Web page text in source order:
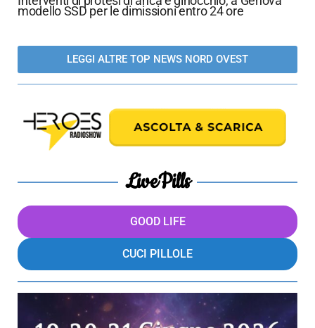
modello SSD per le dimissioni entro 24 ore
LEGGI ALTRE TOP NEWS NORD OVEST
LivePills
GOOD LIFE
CUCI PILLOLE